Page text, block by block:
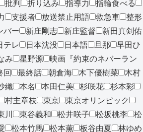
批判 折り込み 指導力
指輪食べる
支援者 放送禁止用語 救急車
整形
バー 新庄剛志 新庄監督
新田真剣佑
テレ 日本沈没 日本語 旦那
早田ひ
み 星野源
映画『約束のネバーラン
回 最終話 朝倉海 木下優樹菜
木村
織 本名 本田仁美 杉咲花
杉本彩
村主章枝 東京
東京オリンピック
川 東谷義和 松井咲子 松坂桃李
松
松本竹馬 松本薫 板谷由夏 林ゆめ